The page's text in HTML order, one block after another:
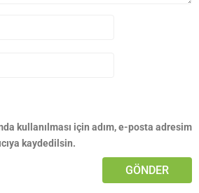
kullanılması için adım, e-posta adresim
kaydedilsin.